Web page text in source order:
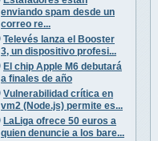
enviando spam desde un
correo re...
Televés lanza el Booster
3, un dispositivo profesi...
El chip Apple M6 debutará
a finales de año
Vulnerabilidad crítica en
vm2 (Node.js) permite es...
LaLiga ofrece 50 euros a
quien denuncie a los bare...